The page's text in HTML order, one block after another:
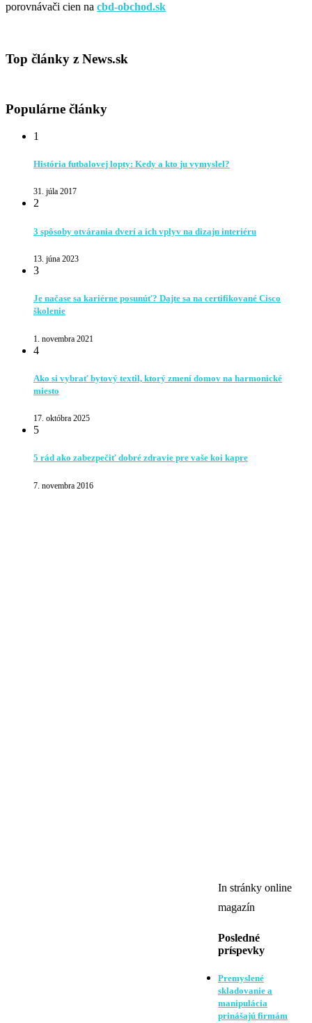
porovnávači cien na cbd-obchod.sk
Top články z News.sk
Populárne články
1
História futbalovej lopty: Kedy a kto ju vymyslel?
31. júla 2017
2
3 spôsoby otvárania dverí a ich vplyv na dizajn interiéru
13. júna 2023
3
Je načase sa kariérne posunúť? Dajte sa na certifikované Cisco
školenie
1. novembra 2021
4
Ako si vybrať bytový textil, ktorý zmení domov na harmonické
miesto
17. októbra 2025
5
5 rád ako zabezpečiť dobré zdravie pre vaše koi kapre
7. novembra 2016
In stránky online
magazín
Posledné
príspevky
Premyslené
skladovanie a
manipulácia
prinášajú firmám